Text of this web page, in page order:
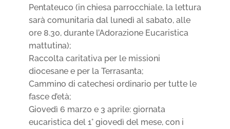
Pentateuco (in chiesa parrocchiale, la lettura
sarà comunitaria dal lunedì al sabato, alle
ore 8.30, durante l’Adorazione Eucaristica
mattutina);
Raccolta caritativa per le missioni
diocesane e per la Terrasanta;
Cammino di catechesi ordinario per tutte le
fasce d’età;
Giovedì 6 marzo e 3 aprile: giornata
eucaristica del 1° giovedì del mese, con i